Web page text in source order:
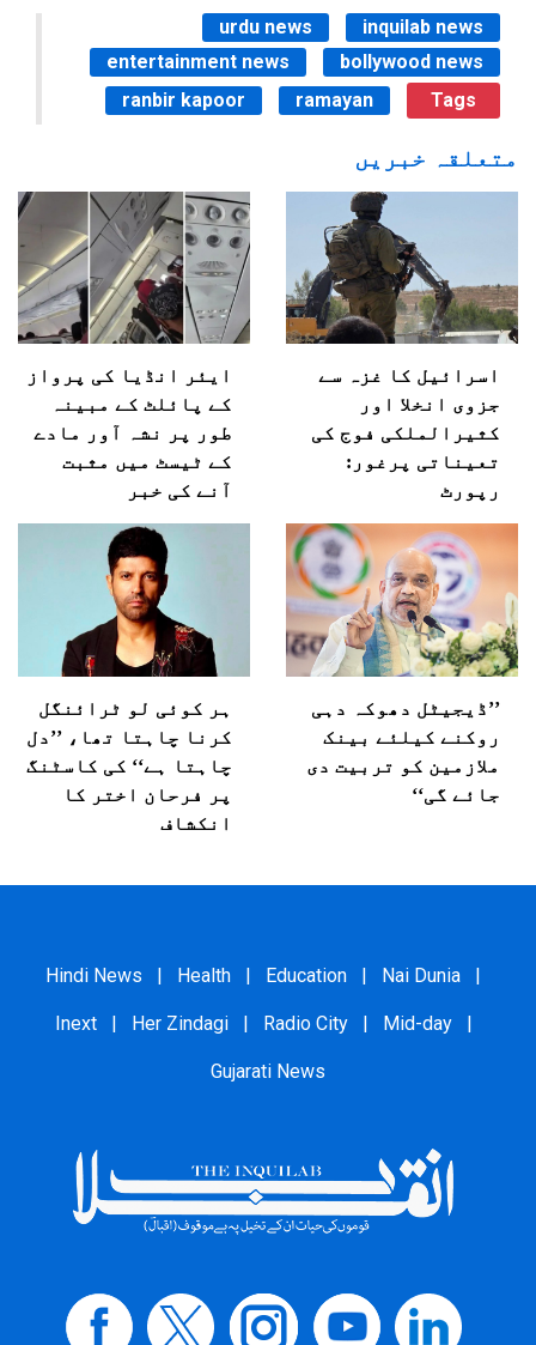
urdu news
inquilab news
entertainment news
bollywood news
ranbir kapoor
ramayan Tags
متعلقہ خبریں
اسرائیل کا غزہ سے
جزوی انخلا اور
کثیرالملکی فوج کی
تعیناتی پرغور:
رپورٹ
ایئر انڈیا کی پرواز
کے پائلٹ کے مبینہ
طور پر نشہ آور مادے
کے ٹیسٹ میں مثبت
آنے کی خبر
’’ڈیجیٹل دھوکہ دہی
روکنے کیلئے بینک
ملازمین کو تربیت دی
جائے گی‘‘
ہر کوئی لو ٹرائنگل
کرنا چاہتا تھا، ’’دل
چاہتا ہے‘‘ کی کاسٹنگ
پر فرحان اختر کا
انکشاف
Hindi News | Health | Education | Nai Dunia |
Inext | Her Zindagi | Radio City | Mid-day |
Gujarati News